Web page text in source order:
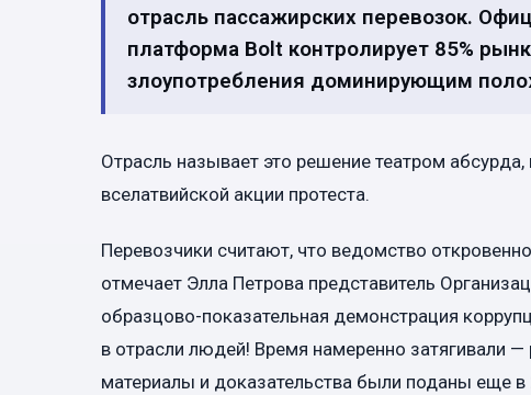
отрасль пассажирских перевозок.
платформа Bolt контролирует 85%
злоупотребления доминирующим
Отрасль называет это решение театром
вселатвийской акции протеста.
Перевозчики считают, что ведомство
отмечает Элла Петрова представитель
образцово-показательная демонстрация
в отрасли людей! Время намеренно затягивали
материалы и доказательства были поданы еще